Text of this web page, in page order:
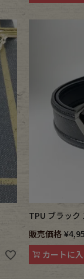
TPU ブラック
販売価格 ¥
カートに